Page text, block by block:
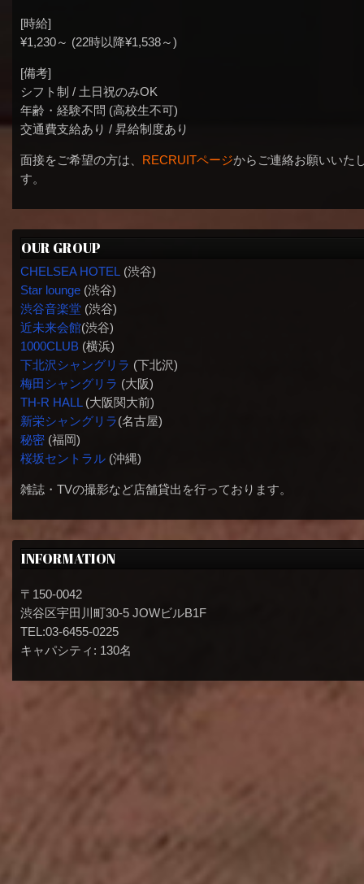
[時給]
¥1,230～ (22時以降¥1,538～)
[備考]
シフト制 / 土日祝のみOK
年齢・経験不問 (高校生不可)
交通費支給あり / 昇給制度あり
面接をご希望の方は、 RECRUITページからご連絡お願いいた
す。
OUR GROUP
CHELSEA HOTEL (渋谷)
Star lounge(渋谷)
渋谷音楽堂(渋谷)
近未来会館(渋谷)
1000CLUB(横浜)
下北沢シャングリラ (下北沢)
梅田シャングリラ (大阪)
TH-R HALL(大阪関大前)
新栄シャングリラ(名古屋)
秘密(福岡)
桜坂セントラル(沖縄)
雑誌・TVの撮影など店舗貸出を行っております。
INFORMATION
〒150-0042
渋谷区宇田川町30-5 JOWビルB1F
TEL:03-6455-0225
キャパシティ: 130名